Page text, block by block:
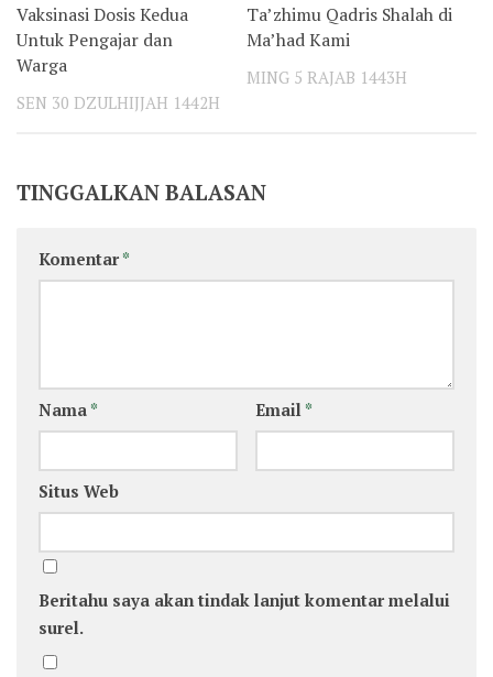
Vaksinasi Dosis Kedua
Untuk Pengajar dan
Warga
SEN 30 DZULHIJJAH 1442H
Ta’zhimu Qadris Shalah di
Ma’had Kami
MING 5 RAJAB 1443H
TINGGALKAN BALASAN
Komentar*
Nama * Email *
Situs Web
Beritahu saya akan tindak lanjut komentar melalui
surel.